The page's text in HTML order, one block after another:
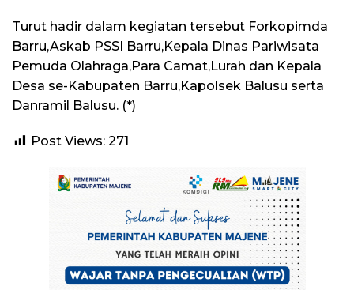
Turut hadir dalam kegiatan tersebut Forkopimda
Barru,Askab PSSI Barru,Kepala Dinas Pariwisata
Pemuda Olahraga,Para Camat,Lurah dan Kepala
Desa se-Kabupaten Barru,Kapolsek Balusu serta
Danramil Balusu. (*)
Post Views: 271